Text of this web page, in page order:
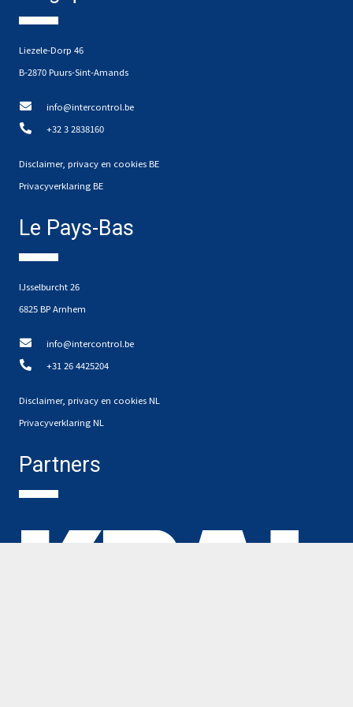
Liezele-Dorp 46
B-2870 Puurs-Sint-Amands
info@intercontrol.be
+32 3 2838160
Disclaimer, privacy en cookies BE
Privacyverklaring BE
Le Pays-Bas
IJsselburcht 26
6825 BP Arnhem
info@intercontrol.be
+31 26 4425204
Disclaimer, privacy en cookies NL
Privacyverklaring NL
Partners